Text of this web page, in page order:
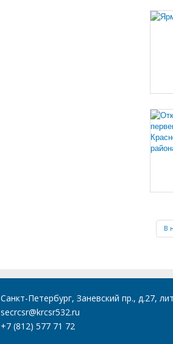
В
Санкт-Петербург, Заневский пр., д.27,
secrcsr@krcsr532.ru
+7 (812) 577 71 72